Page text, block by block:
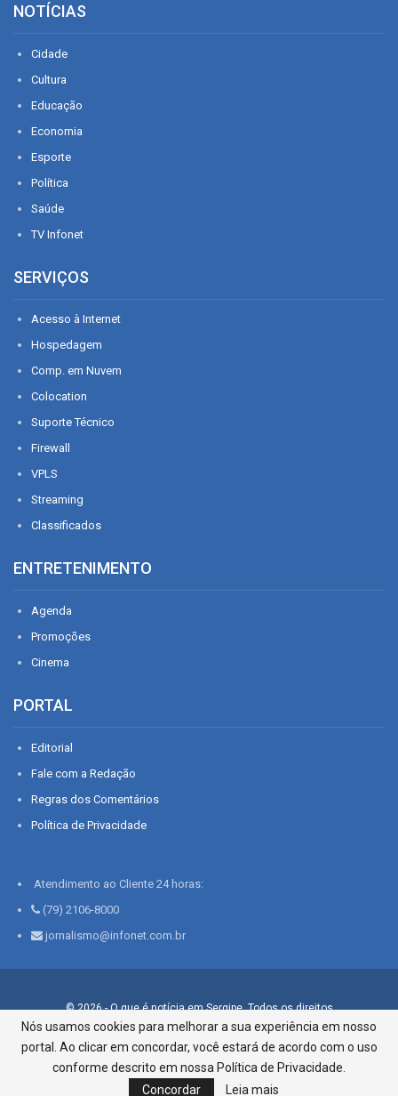
NOTÍCIAS
Cidade
Cultura
Educação
Economia
Esporte
Política
Saúde
TV Infonet
SERVIÇOS
Acesso à Internet
Hospedagem
Comp. em Nuvem
Colocation
Suporte Técnico
Firewall
VPLS
Streaming
Classificados
ENTRETENIMENTO
Agenda
Promoções
Cinema
PORTAL
Editorial
Fale com a Redação
Regras dos Comentários
Política de Privacidade
Atendimento ao Cliente 24 horas:
(79) 2106-8000
jornalismo@infonet.com.br
© 2026 - O que é notícia em Sergipe. Todos os direitos
reservados.
Infonet - Rua Monsenhor Silveira 276, Bairro São José |
Aracaju-SE, CEP 49015-030, Fone: 79.2106.8000 - CI Centro de
Informações LTDA
Nós usamos cookies para melhorar a sua experiência em nosso
portal. Ao clicar em concordar, você estará de acordo com o uso
conforme descrito em nossa Política de Privacidade.
Concordar
Leia mais